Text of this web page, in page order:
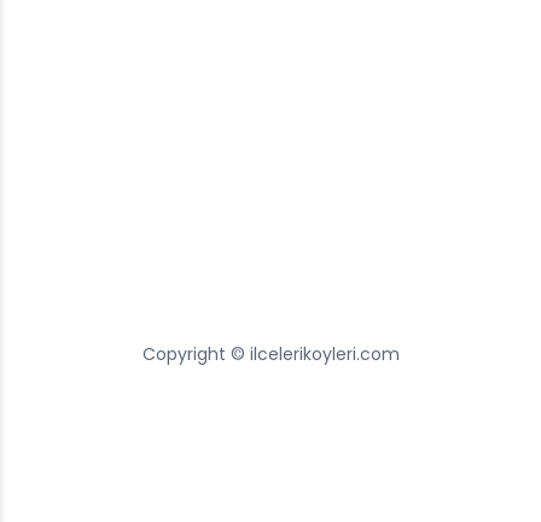
Copyright © ilcelerikoyleri.com